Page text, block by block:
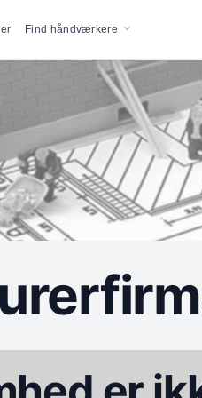
Find håndværkere